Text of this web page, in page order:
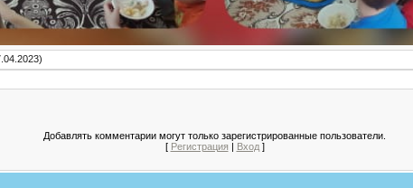
Добавлять комментарии могут только зарегистрированные пользователи.
[ Регистрация | Вход]